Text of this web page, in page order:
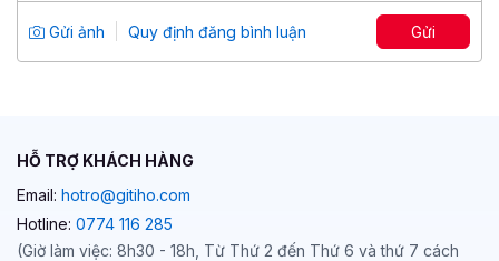
0
5
Gửi ảnh Quy định đăng bình luận Gửi
HỖ TRỢ KHÁCH HÀNG
Email: hotro@gitiho.com
Hotline: 0774 116 285
(Giờ làm việc: 8h30 - 18h, Từ Thứ 2 đến Thứ 6 và thứ 7 cách